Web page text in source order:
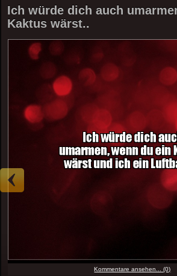
Ich würde dich auch
Kaktus wärst..
Kommentare ansehen... (0)